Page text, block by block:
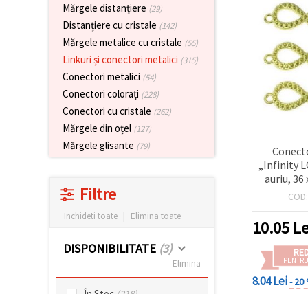
Mărgele distanțiere (29)
Distanțiere cu cristale (142)
Mărgele metalice cu cristale (55)
Linkuri și conectori metalici (315)
Conectori metalici (54)
Conectori colorați (228)
Conectori cu cristale (262)
Mărgele din oțel (127)
Mărgele glisante (79)
Filtre
Inchideti toate | Elimina toate
DISPONIBILITATE (3)
Elimina
„Infinity
auriu, 36
gaură 1,5
COD:
10.05
8.04 Lei- 20